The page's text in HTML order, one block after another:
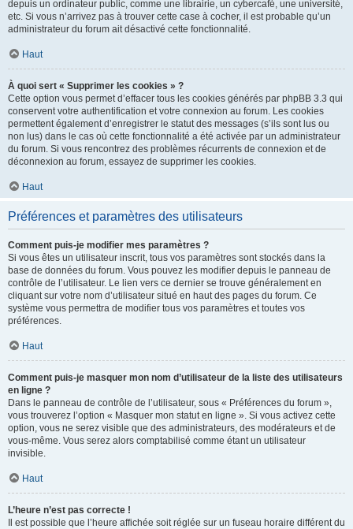
depuis un ordinateur public, comme une librairie, un cybercafé, une université,
etc. Si vous n’arrivez pas à trouver cette case à cocher, il est probable qu’un
administrateur du forum ait désactivé cette fonctionnalité.
Haut
À quoi sert « Supprimer les cookies » ?
Cette option vous permet d’effacer tous les cookies générés par phpBB 3.3 qui
conservent votre authentification et votre connexion au forum. Les cookies
permettent également d’enregistrer le statut des messages (s’ils sont lus ou
non lus) dans le cas où cette fonctionnalité a été activée par un administrateur
du forum. Si vous rencontrez des problèmes récurrents de connexion et de
déconnexion au forum, essayez de supprimer les cookies.
Haut
Préférences et paramètres des utilisateurs
Comment puis-je modifier mes paramètres ?
Si vous êtes un utilisateur inscrit, tous vos paramètres sont stockés dans la
base de données du forum. Vous pouvez les modifier depuis le panneau de
contrôle de l’utilisateur. Le lien vers ce dernier se trouve généralement en
cliquant sur votre nom d’utilisateur situé en haut des pages du forum. Ce
système vous permettra de modifier tous vos paramètres et toutes vos
préférences.
Haut
Comment puis-je masquer mon nom d’utilisateur de la liste des utilisateurs
en ligne ?
Dans le panneau de contrôle de l’utilisateur, sous « Préférences du forum »,
vous trouverez l’option « Masquer mon statut en ligne ». Si vous activez cette
option, vous ne serez visible que des administrateurs, des modérateurs et de
vous-même. Vous serez alors comptabilisé comme étant un utilisateur
invisible.
Haut
L’heure n’est pas correcte !
Il est possible que l’heure affichée soit réglée sur un fuseau horaire différent du